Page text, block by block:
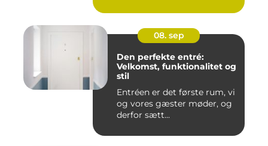
08. sep
Den perfekte entré:
Velkomst, funktionalitet og
stil
Entréen er det første rum, vi
og vores gæster møder, og
derfor sætt...